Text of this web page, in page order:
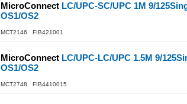
MicroConnect LC/UPC-SC/UPC 1M 9/
OS1/OS2
MCT2146 FIB421001
MicroConnect LC/UPC-LC/UPC 1.5M 9/
OS1/OS2
MCT2748 FIB4410015